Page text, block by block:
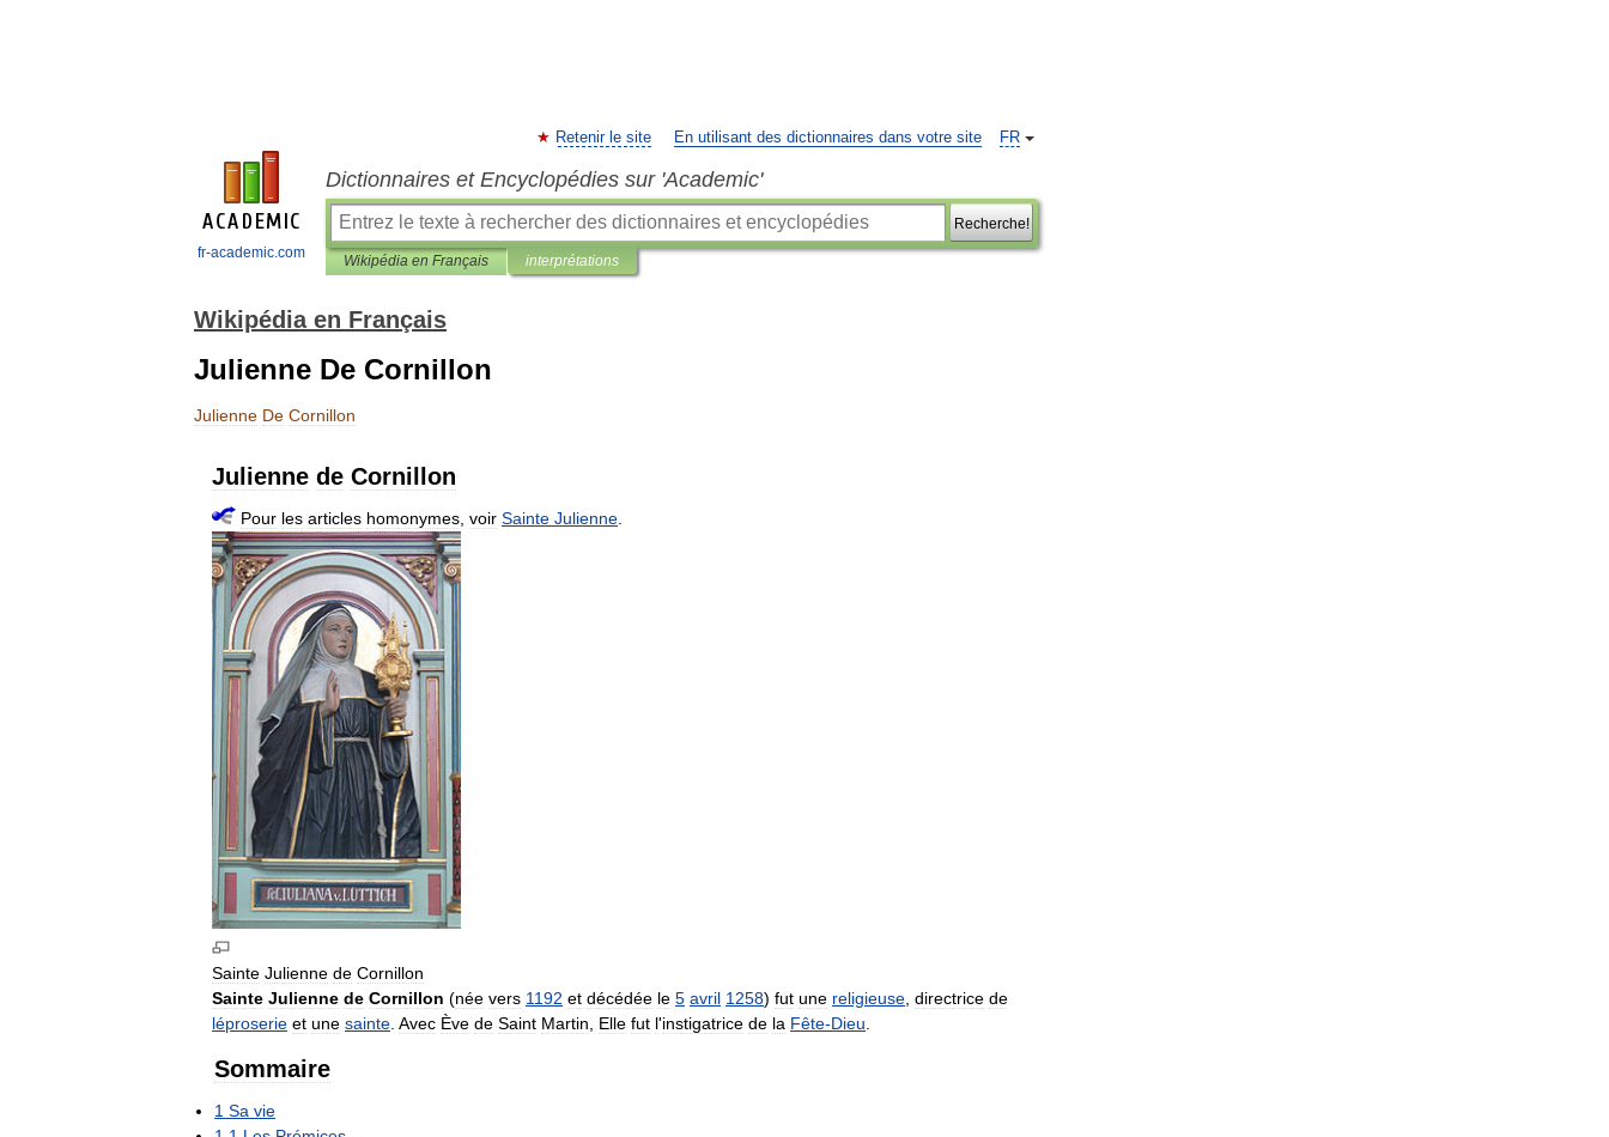
fr-academic.com
FR
Retenir le site En utilisant des dictionnaires dans votre site
Dictionnaires et Encyclopédies sur 'Academic'
Recherche!
Wikipédia en Français interprétations
Wikipédia en Français
Julienne De Cornillon
Julienne De Cornillon
Julienne de Cornillon
Pour les articles homonymes voir Sainte Julienne
Sainte Julienne de Cornillon
Sainte Julienne de Cornillon (née vers 1192 et décédée le 5 avril 1258) fut une religieuse, directrice de
léproserie et une sainte. Avec Ève de Saint Martin, Elle fut l'instigatrice de la Fête-Dieu.
Sommaire
1 Sa vie